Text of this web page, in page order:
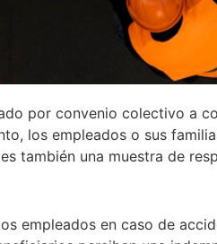
por convenio colectivo a
los empleados o sus
también una muestra de
empleados en caso de